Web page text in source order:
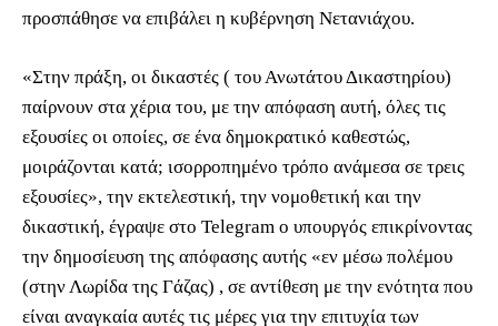
προσπάθησε να επιβάλει η κυβέρνηση Νετανιάχου.
«Στην πράξη, οι δικαστές ( του Ανωτάτου Δικαστηρίου)
παίρνουν στα χέρια του, με την απόφαση αυτή, όλες τις
εξουσίες οι οποίες, σε ένα δημοκρατικό καθεστώς,
μοιράζονται κατά; ισορροπημένο τρόπο ανάμεσα σε τρεις
εξουσίες», την εκτελεστική, την νομοθετική και την
δικαστική, έγραψε στο Telegram ο υπουργός επικρίνοντας
την δημοσίευση της απόφασης αυτής «εν μέσω πολέμου
(στην Λωρίδα της Γάζας) , σε αντίθεση με την ενότητα που
είναι αναγκαία αυτές τις μέρες για την επιτυχία των